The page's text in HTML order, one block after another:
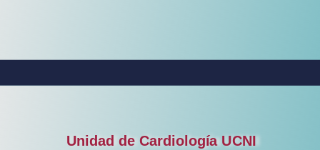
Unidad de Cardiología UCNI